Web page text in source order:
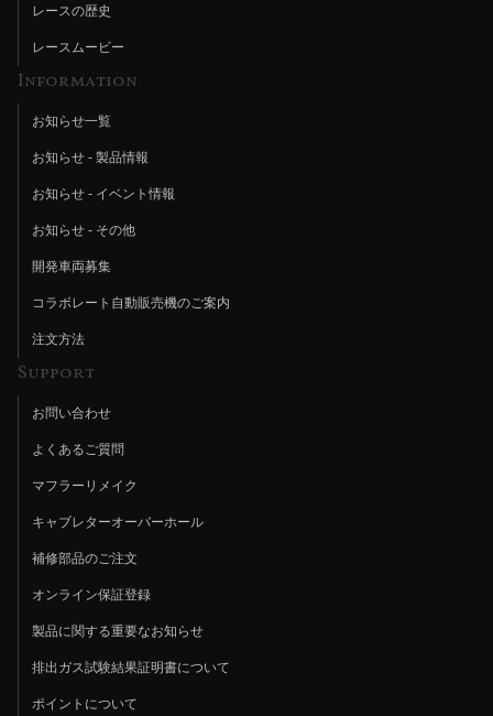
レースの歴史
レースムービー
Information
お知らせ一覧
お知らせ - 製品情報
お知らせ - イベント情報
お知らせ - その他
開発車両募集
コラボレート自動販売機のご案内
注文方法
Support
お問い合わせ
よくあるご質問
マフラーリメイク
キャブレターオーバーホール
補修部品のご注文
オンライン保証登録
製品に関する重要なお知らせ
排出ガス試験結果証明書について
ポイントについて